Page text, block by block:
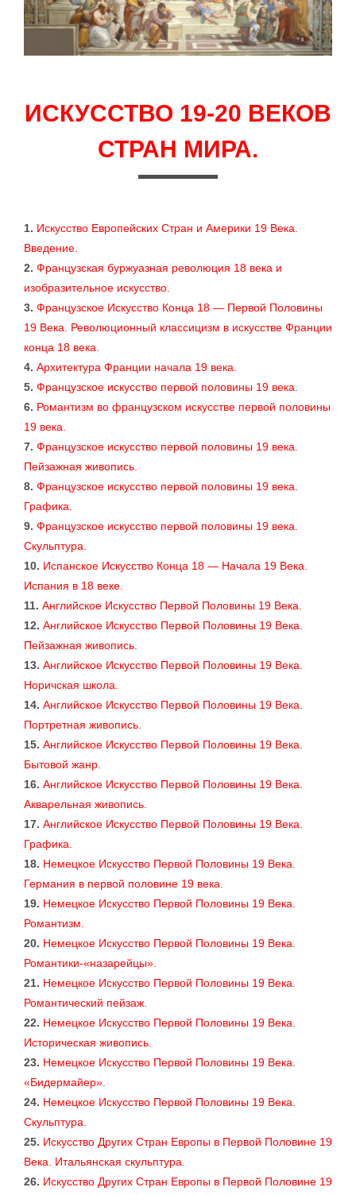
ИСКУССТВО 19-20 ВЕКОВ
СТРАН МИРА.
1. Искусство Европейских Стран и Америки 19 Века.
Введение.
2. Французская буржуазная революция 18 века и
изобразительное искусство.
3. Французское Искусство Конца 18 — Первой Половины
19 Века. Революционный классицизм в искусстве Франции
конца 18 века.
4. Архитектура Франции начала 19 века.
5. Французское искусство первой половины 19 века.
6. Романтизм во французском искусстве первой половины
19 века.
7. Французское искусство первой половины 19 века.
Пейзажная живопись.
8. Французское искусство первой половины 19 века.
Графика.
9. Французское искусство первой половины 19 века.
Скульптура.
10. Испанское Искусство Конца 18 — Начала 19 Века.
Испания в 18 веке.
11. Английское Искусство Первой Половины 19 Века.
12. Английское Искусство Первой Половины 19 Века.
Пейзажная живопись.
13. Английское Искусство Первой Половины 19 Века.
Норичская школа.
14. Английское Искусство Первой Половины 19 Века.
Портретная живопись.
15. Английское Искусство Первой Половины 19 Века.
Бытовой жанр.
16. Английское Искусство Первой Половины 19 Века.
Акварельная живопись.
17. Английское Искусство Первой Половины 19 Века.
Графика.
18. Немецкое Искусство Первой Половины 19 Века.
Германия в первой половине 19 века.
19. Немецкое Искусство Первой Половины 19 Века.
Романтизм.
20. Немецкое Искусство Первой Половины 19 Века.
Романтики-«назарейцы».
21. Немецкое Искусство Первой Половины 19 Века.
Романтический пейзаж.
22. Немецкое Искусство Первой Половины 19 Века.
Историческая живопись.
23. Немецкое Искусство Первой Половины 19 Века.
«Бидермайер».
24. Немецкое Искусство Первой Половины 19 Века.
Скульптура.
25. Искусство Других Стран Европы в Первой Половине 19
Века. Итальянская скульптура.
26. Искусство Других Стран Европы в Первой Половине 19